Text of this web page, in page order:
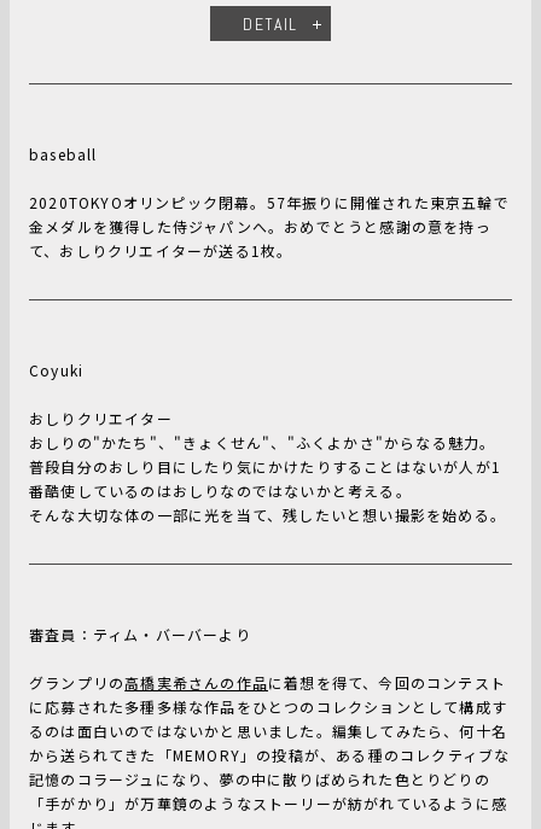
DETAIL
baseball
2020TOKYOオリンピック閉幕。57年振りに開催された東京五輪で
金メダルを獲得した侍ジャパンへ。おめでとうと感謝の意を持っ
て、おしりクリエイターが送る1枚。
Coyuki
おしりクリエイター
おしりの"かたち"、"きょくせん"、"ふくよかさ"からなる魅力。
普段自分のおしり目にしたり気にかけたりすることはないが人が1
番酷使しているのはおしりなのではないかと考える。
そんな大切な体の一部に光を当て、残したいと想い撮影を始める。
審査員：ティム・バーバーより
グランプリの高橋実希さんの作品に着想を得て、今回のコンテスト
に応募された多種多様な作品をひとつのコレクションとして構成す
るのは面白いのではないかと思いました。編集してみたら、何十名
から送られてきた「MEMORY」の投稿が、ある種のコレクティブな
記憶のコラージュになり、夢の中に散りばめられた色とりどりの
「手がかり」が万華鏡のようなストーリーが紡がれているように感